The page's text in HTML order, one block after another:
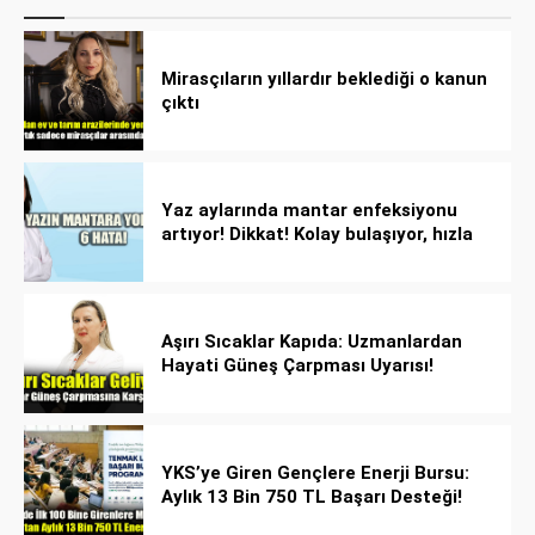
Mirasçıların yıllardır beklediği o kanun
çıktı
Yaz aylarında mantar enfeksiyonu
artıyor! Dikkat! Kolay bulaşıyor, hızla
Aşırı Sıcaklar Kapıda: Uzmanlardan
Hayati Güneş Çarpması Uyarısı!
YKS’ye Giren Gençlere Enerji Bursu:
Aylık 13 Bin 750 TL Başarı Desteği!